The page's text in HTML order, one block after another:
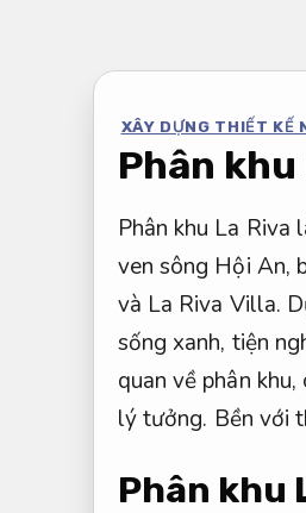
XÂY DỰNG THIẾT KẾ
Phân
Phân khu La
ven sông Hội An,
và La Riva Villa.
sống xanh, tiện
quan về phân
lý tưởng. Bền với
Phân khu